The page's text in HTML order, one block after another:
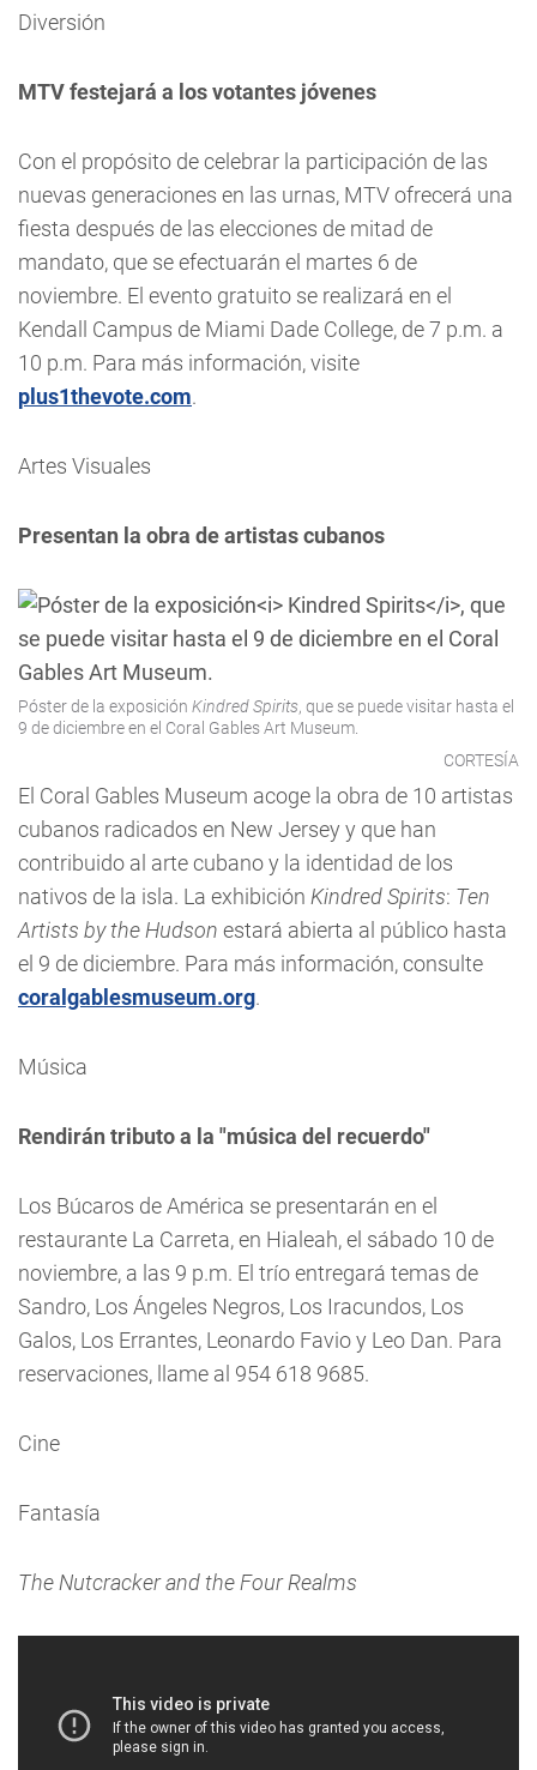
Diversión
MTV festejará a los votantes jóvenes
Con el propósito de celebrar la participación de las
nuevas generaciones en las urnas, MTV ofrecerá una
fiesta después de las elecciones de mitad de
mandato, que se efectuarán el martes 6 de
noviembre. El evento gratuito se realizará en el
Kendall Campus de Miami Dade College, de 7 p.m. a
10 p.m. Para más información, visite
plus1thevote.com.
Artes Visuales
Presentan la obra de artistas cubanos
Póster de la exposición Kindred Spirits, que se puede visitar hasta el
9 de diciembre en el Coral Gables Art Museum.
CORTESÍA
El Coral Gables Museum acoge la obra de 10 artistas
cubanos radicados en New Jersey y que han
contribuido al arte cubano y la identidad de los
nativos de la isla. La exhibición Kindred Spirits: Ten
Artists by the Hudson estará abierta al público hasta
el 9 de diciembre. Para más información, consulte
coralgablesmuseum.org.
Música
Rendirán tributo a la "música del recuerdo"
Los Búcaros de América se presentarán en el
restaurante La Carreta, en Hialeah, el sábado 10 de
noviembre, a las 9 p.m. El trío entregará temas de
Sandro, Los Ángeles Negros, Los Iracundos, Los
Galos, Los Errantes, Leonardo Favio y Leo Dan. Para
reservaciones, llame al 954 618 9685.
Cine
Fantasía
The Nutcracker and the Four Realms